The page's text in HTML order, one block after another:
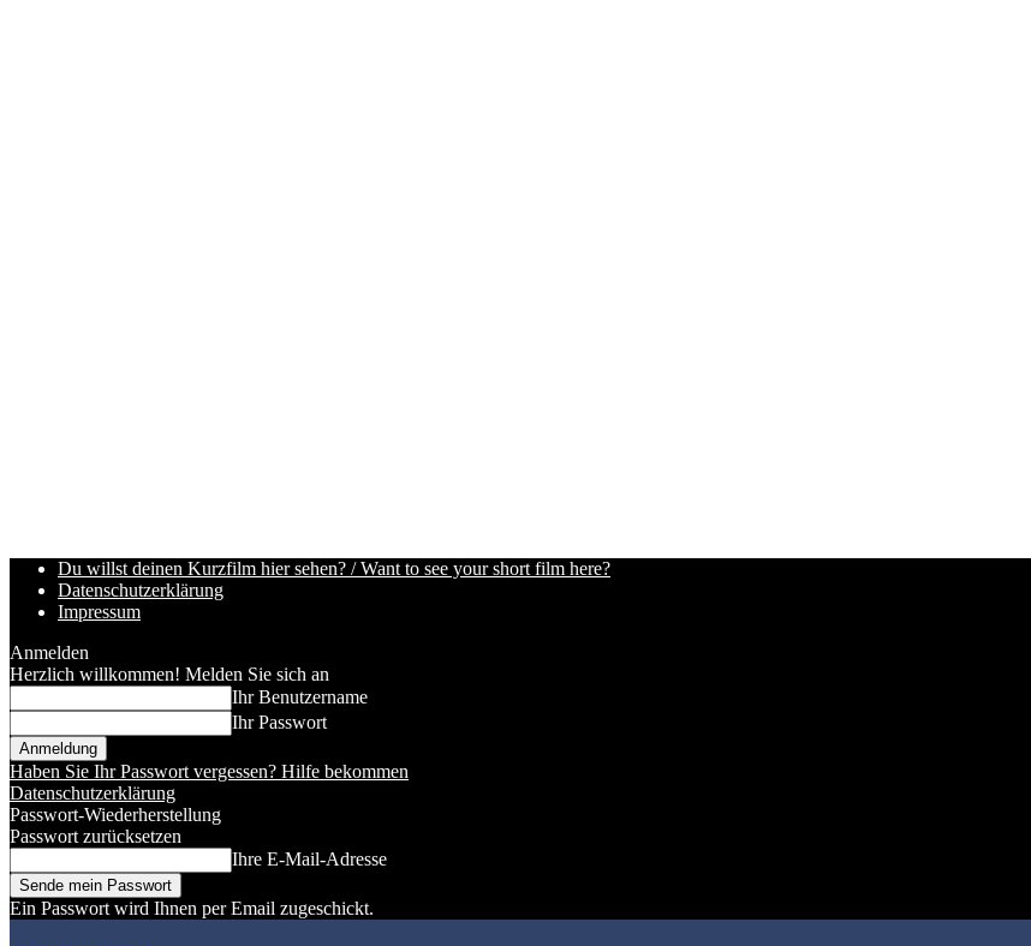
Du willst deinen Kurzfilm hier sehen? / Want to see your short film here?
Datenschutzerklärung
Impressum
Anmelden
Herzlich willkommen! Melden Sie sich an
Ihr Benutzername
Ihr Passwort
Haben Sie Ihr Passwort vergessen? Hilfe bekommen
Datenschutzerklärung
Passwort-Wiederherstellung
Passwort zurücksetzen
Ihre E-Mail-Adresse
Ein Passwort wird Ihnen per Email zugeschickt.